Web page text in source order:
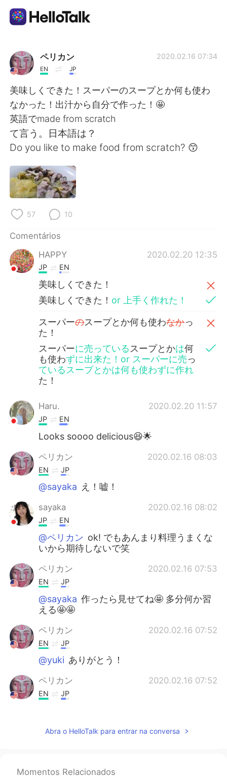
Aplicativo de troca de idioma
AI Grammar Checker
Português
English 简体中文
繁體中文
Deutsch
한국어
Indonesia
Italiano Türkçe
Tiếng Việt
ペリカン
EN JP
2020.02.16 07:34
美味しくできた！スーパーのスープとか何も使わ
なかった！出汁から自分で作った！🤩
英語でmade from scratch
て言う。日本語は？
Do you like to make food from scratch? 😙
57 10
Comentários
HAPPY
2020.02.20 12:35
JP EN
美味しくできた！
美味しくできた！ or 上手く作れた！
スーパーのスープとか何も使わなかっ
た！
スーパーに売っている スープとかは何
も使わずに出来た！or スーパーに売っ
ているスープとかは何も使わずに作れ
た！
Haru. 2020.02.20 11:57
JP EN
Looks soooo delicious😆🌟
ペリカン 2020.02.16 08:03
EN JP
@sayaka え！嘘！
sayaka 2020.02.16 08:02
JP EN
@ペリカン ok! でもあんまり料理うまくな
いから期待しないで笑
ペリカン 2020.02.16 07:53
EN JP
@sayaka 作ったら見せてね🤩 多分何か習
える🤩🤩
ペリカン 2020.02.16 07:52
EN JP
@yuki ありがとう！
ペリカン 2020.02.16 07:52
EN JP
sayaka 2020.02.16 07:38
も作ってみよう。
Abra o HelloTalk para entrar na conversa
Momentos Relacionados